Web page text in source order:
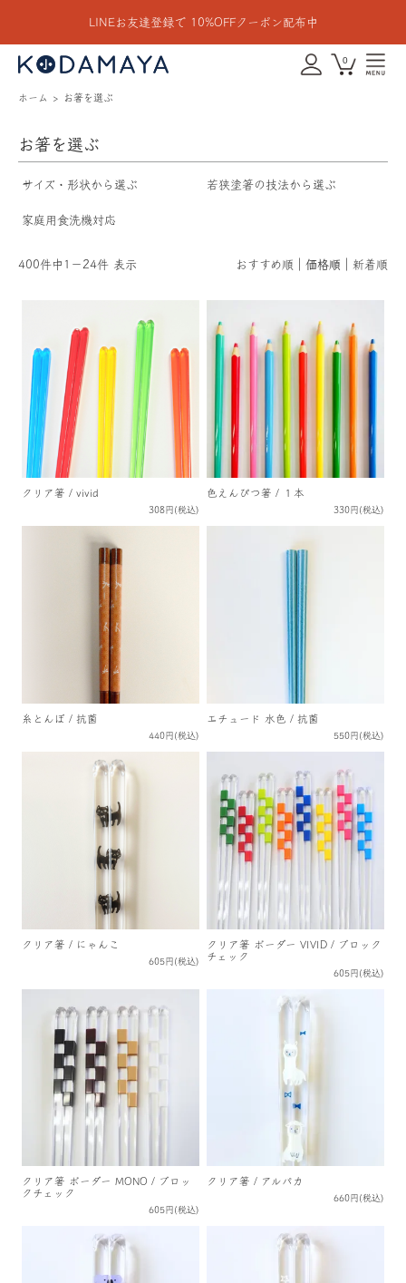
LINEお友達登録で 10%OFFクーポン配布中
0
ホーム お箸を選ぶ
お箸を選ぶ
サイズ・形状から選ぶ 若狭塗箸の技法から選ぶ
家庭用食洗機対応
400件中1－24件 表示 おすすめ順 価格順 新着順
クリア箸 / vivid
308円(税込)
色えんぴつ箸 / １本
330円(税込)
糸とんぼ / 抗菌
440円(税込)
エチュード 水色 / 抗菌
550円(税込)
クリア箸 / にゃんこ
605円(税込)
クリア箸 ボーダー VIVID / ブロック
チェック
605円(税込)
クリア箸 ボーダー MONO / ブロッ
クチェック
605円(税込)
クリア箸 / アルパカ
660円(税込)